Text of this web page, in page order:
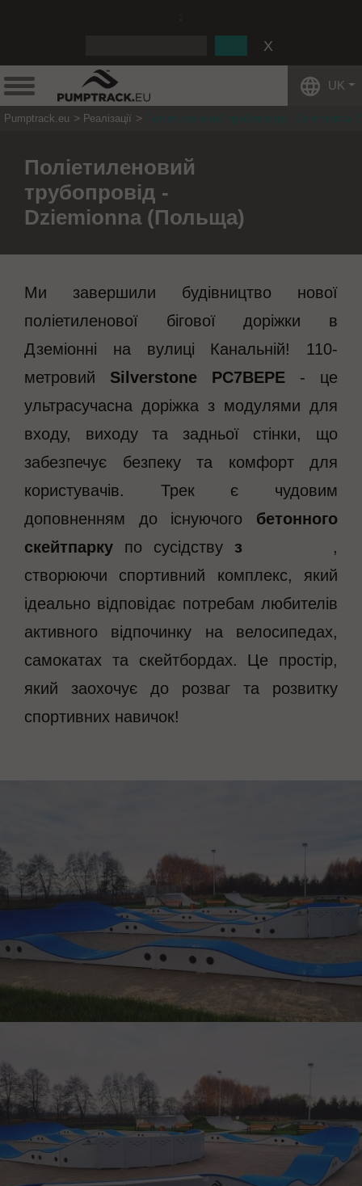
UK
Pumptrack.eu Реалізації Поліетиленовий трубопровід - Dziemionna
Поліетиленовий
трубопровід -
Dziemionna (Польща)
Ми завершили будівництво нової
поліетиленової бігової доріжки в
Дземіонні на вулиці Канальній! 110-
метровий Silverstone PC7BEPE - це
ультрасучасна доріжка з модулями для
входу, виходу та задньої стінки, що
забезпечує безпеку та комфорт для
користувачів. Трек є чудовим
доповненням до існуючого бетонного
скейтпарку по сусідству з
,
створюючи спортивний комплекс, який
ідеально відповідає потребам любителів
активного відпочинку на велосипедах,
самокатах та скейтбордах. Це простір,
який заохочує до розваг та розвитку
спортивних навичок!